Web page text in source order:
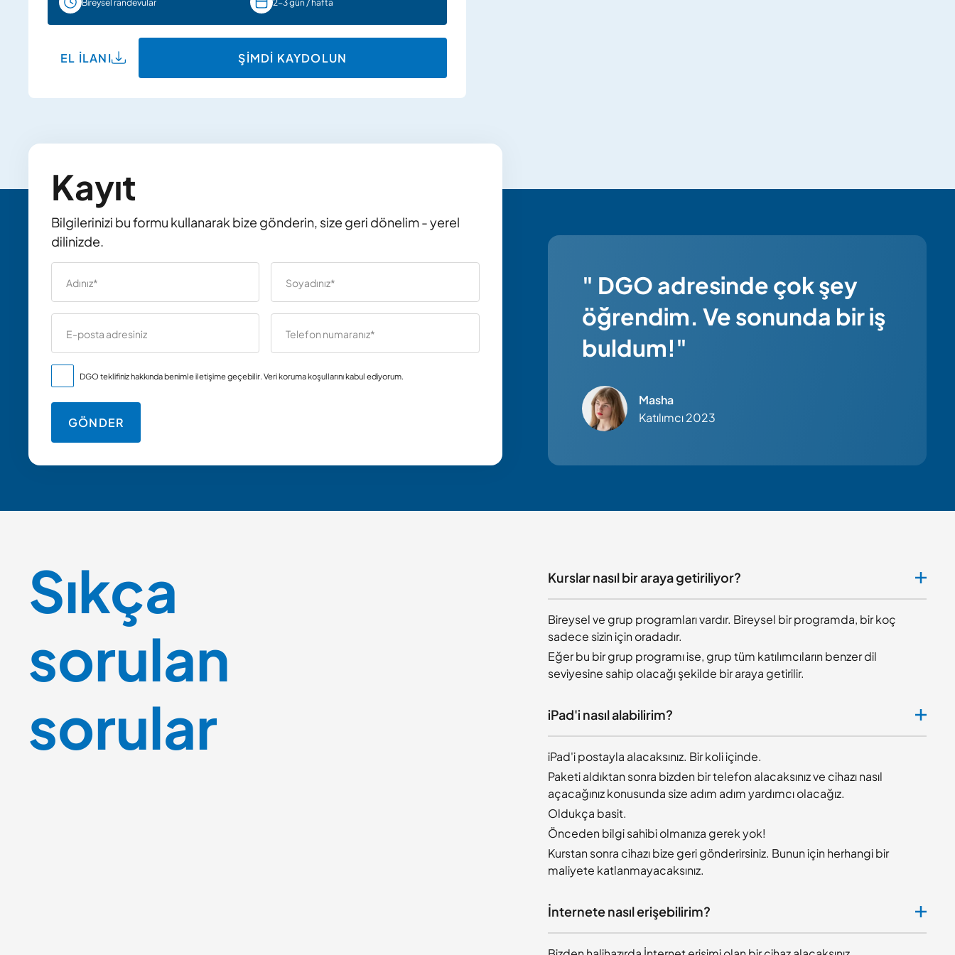
Bireysel randevular 2-3 gün / hafta
EL ILANI ŞIMDI KAYDOLUN
Kayıt
Bilgilerinizi bu formu kullanarak bize gönderin, size geri dönelim - yerel
dilinizde.
DGO teklifiniz hakkında benimle iletişime geçebilir. Veri koruma koşullarınıkabul ediyorum.
" DGO adresinde çok şey
öğrendim. Ve sonunda bir iş
buldum!"
Masha
Katılımcı 2023
Sıkça
sorulan
sorular
Kurslar nasıl bir araya getiriliyor?
Bireysel ve grup programları vardır. Bireysel bir programda, bir koç
sadece sizin için oradadır.
Eğer bu bir grup programı ise, grup tüm katılımcıların benzer dil
seviyesine sahip olacağı şekilde bir araya getirilir.
iPad'i nasıl alabilirim?
iPad'i postayla alacaksınız. Bir koli içinde.
Paketi aldıktan sonra bizden bir telefon alacaksınız ve cihazı nasıl
açacağınız konusunda size adım adım yardımcı olacağız.
Oldukça basit.
Önceden bilgi sahibi olmanıza gerek yok!
Kurstan sonra cihazı bize geri gönderirsiniz. Bunun için herhangi bir
maliyete katlanmayacaksınız.
İnternete nasıl erişebilirim?